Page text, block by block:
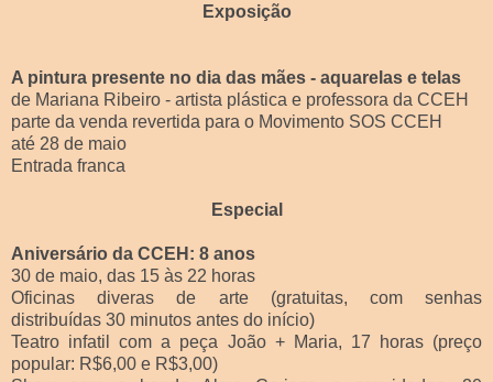
Exposição
A pintura presente no dia das mães - aquarelas e telas
de Mariana Ribeiro - artista plástica e professora da CCEH
parte da venda revertida para o Movimento SOS CCEH
até 28 de maio
Entrada franca
Especial
Aniversário da CCEH: 8 anos
30 de maio, das 15 às 22 horas
Oficinas diveras de arte (gratuitas, com senhas
distribuídas 30 minutos antes do início)
Teatro infatil com a peça João + Maria, 17 horas (preço
popular: R$6,00 e R$3,00)